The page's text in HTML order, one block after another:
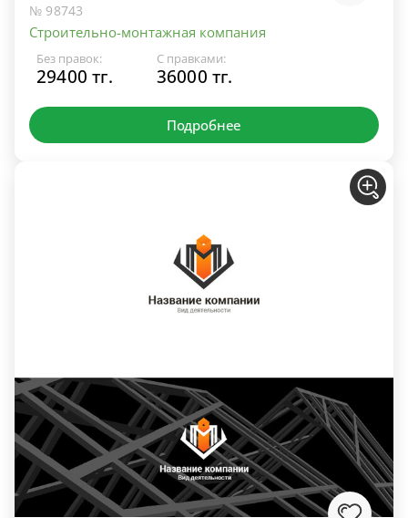
№ 98743
Строительно-монтажная компания
Без правок:
29400 тг.
С правками:
36000 тг.
Подробнее